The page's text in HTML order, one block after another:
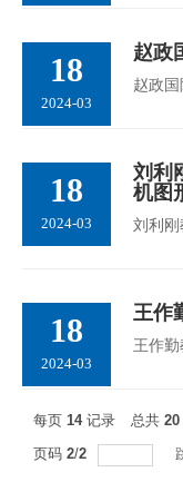
18
2024-03
赵政
赵政国
18
2024-03
刘利
机图
刘利
18
2024-03
王作
王作勤
每页 14记录 总共 20
页码 2/2